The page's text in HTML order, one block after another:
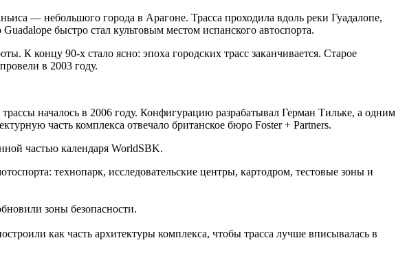
— небольшого города в Арагоне. Трасса проходила вдоль реки Гуадалопе,
быстро стал культовым местом испанского автоспорта.
концу 90-х стало ясно: эпоха городских трасс заканчивается. Старое
в 2003 году.
началось в 2006 году. Конфигурацию разрабатывал Герман Тильке, а одним
часть комплекса отвечало британское бюро Foster + Partners.
частью календаря WorldSBK.
технопарк, исследовательские центры, картодром, тестовые зоны и
зоны безопасности.
как часть архитектуры комплекса, чтобы трасса лучше вписывалась в